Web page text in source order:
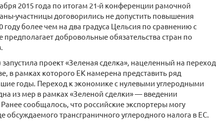
2015 года по итогам 21-й конференции рамочной
участницы договорились не допустить повышения
более чем на два градуса Цельсия по сравнению с
добровольные обязательства стран по
проект «Зеленая сделка», нацеленный на переход
в рамках которого ЕК намерена представить ряд
годы. Переход к экономике с нулевыми углеродными
из мер в рамках «Зеленой сделки» — введении
сообщалось, что российские экспортеры могу
обсуждаемого трансграничного углеродного налога в ЕС.